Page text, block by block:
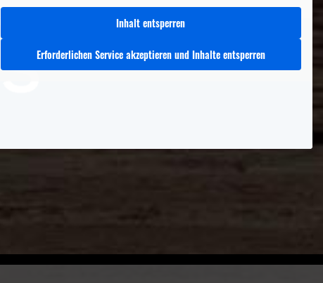
Inhalt entsperren
Erforderlichen Service akzeptieren und Inhalte entsperren